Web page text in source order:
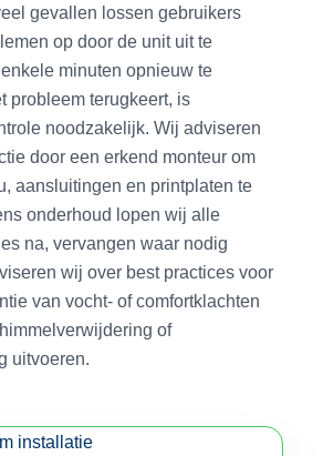
gevallen lossen gebruikers
op door de unit uit te
minuten opnieuw te
probleem terugkeert, is
noodzakelijk. Wij adviseren
door een erkend monteur om
aansluitingen en printplaten te
onderhoud lopen wij alle
na, vervangen waar nodig
wij over best practices voor
van vocht- of comfortklachten
of
uitvoeren.